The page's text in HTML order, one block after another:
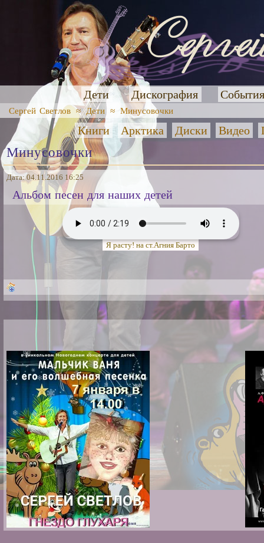
Дети Дискография
Сергей Светлов ≈Дети ≈ Минусовочки
Книги Арктика Диски Видео
Минусовочки
Дата: 04.11.2016 16:25
Альбом песен для наших детей
Я расту! на ст.Агния Барто